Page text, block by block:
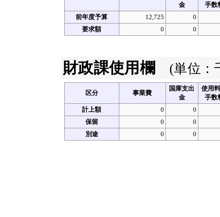
金
手数
前年度予算
12,725
0
要求額
0 0
財政課使用欄 (単位：
区分 事業費
国庫支出
金
使用
手数
計上額
0
0
保留
0
0
別途
0 0